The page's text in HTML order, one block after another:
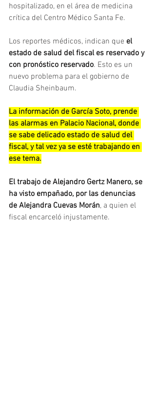
hospitalizado, en el área de medicina
crítica del Centro Médico Santa Fe.
Los reportes médicos, indican que el
estado de salud del fiscal es reservado y
con pronóstico reservado. Esto es un
nuevo problema para el gobierno de
Claudia Sheinbaum.
La información de García Soto, prende
las alarmas en Palacio Nacional, donde
se sabe delicado estado de salud del
fiscal, y tal vez ya se esté trabajando en
ese tema.
El trabajo de Alejandro Gertz Manero, se
ha visto empañado, por las denuncias
de Alejandra Cuevas Morán, a quien el
fiscal encarceló injustamente.